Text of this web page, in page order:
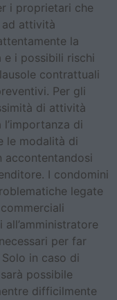
i proprietari che
attività
la
i possibili rischi
contrattuali
Per gli
di attività
di
le modalità di
accontentandosi
I condomini
legate
per far
in caso di
possibile
difficilmente